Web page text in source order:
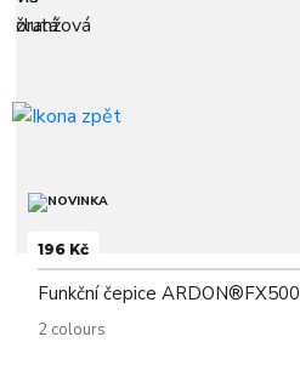
196 Kč
Funkční čepice ARDON®FX500
2 colours